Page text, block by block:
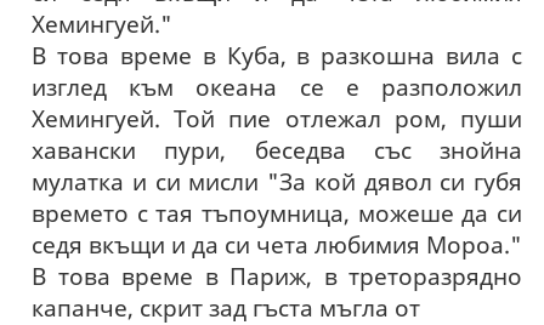
Хемингуей."
В това време в Куба, в разкошна вила с
изглед към океана се е разположил
Хемингуей. Той пие отлежал ром, пуши
хавански пури, беседва със знойна
мулатка и си мисли "За кой дявол си губя
времето с тая тъпоумница, можеше да си
седя вкъщи и да си чета любимия Мороа."
В това време в Париж, в треторазрядно
капанче, скрит зад гъста мъгла от